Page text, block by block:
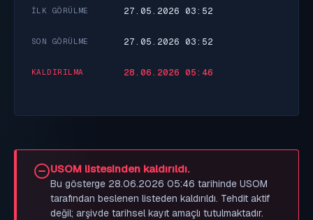
İLK GÖRÜLME 27.05.2026 03:52
SON GÖRÜLME 27.05.2026 03:52
KALDIRILMA 28.06.2026 05:46
USOM listesinden kaldırıldı.
Bu gösterge 28.06.2026 05:46 tarihinde USOM
tarafından beslenen listeden kaldırıldı. Tehdit aktif
değil; arşivde tarihsel kayıt amaçlı tutulmaktadır.